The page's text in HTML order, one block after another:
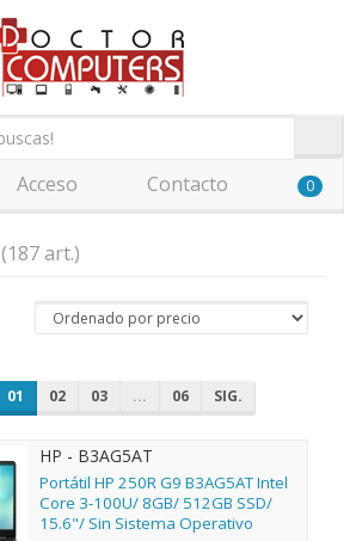
Acceso Contacto 0
(187 art.)
01 02 03 ... 06 SIG.
HP - B3AG5AT
Portátil HP 250R G9 B3AG5AT Intel
Core 3-100U/ 8GB/ 512GB SSD/
15.6"/ Sin Sistema Operativo